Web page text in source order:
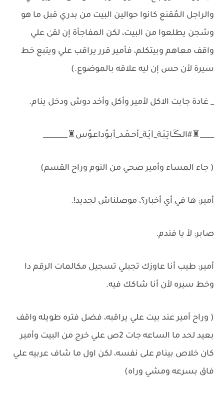
والراجل المُقنع كانوا حوالين البيت من بدري قبل ما هو
وشجن يطلعوا من البيت، لكن المفاجأة إن لقىٰ علي
واقف معاهم وبيتكلم، فأمير قرر يراقب علي ويتبع خط
سيرة لأن حس إن ليه علاقه بالموضوع.)
_ غادة جابت الاكل لأمير وأكل وأخد دوش ودخل ينام.
____♜#الـڪَـاتِـبَـة_آيَـة_أحـمَـد_أبـوُداعـوُس♜_______
( جاء المساء وأمير صحي من النوم وراح القسم)
أمير: ها في أي أخبار؟، موصلناش لجديد!.
صابر: لأ يا فندم.
أمير: طيب أنا عاوزك تجبلي تسجيل مكالمات الرقم دا
وخط سيره لأن أنا شاكك فيه.
( وراح أمير عند بيت علي يراقبه، فضل فتره طويله واقف
بعيد لحد ما الساعه جات 2ص علي خرج من البيت وأمير
كان خلاص بينام على نفسه، لكن اول ما شاف عربيه علي
فاق بسرعه ومشي وراه)